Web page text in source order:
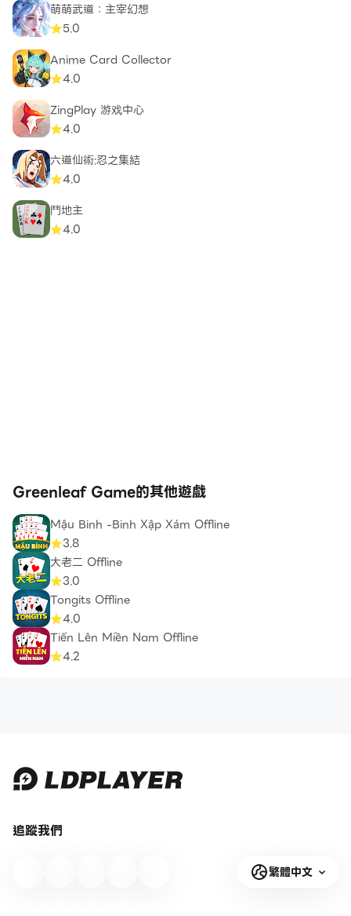
萌萌武道：主宰幻想
5.0
Anime Card Collector
4.0
ZingPlay 游戏中心
4.0
六道仙術:忍之集結
4.0
鬥地主
4.0
Greenleaf Game的其他遊戲
Mậu Binh -Binh Xập Xám Offline
3.8
大老二 Offline
3.0
Tongits Offline
4.0
Tiến Lên Miền Nam Offline
4.2
追蹤我們
繁體中文